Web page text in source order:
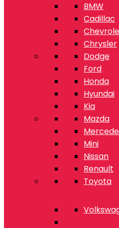
BMW
Cadillac
Chrysler
Dodge
Ford
Honda
Hyundai
Kia
Mazda
Mini
Nissan
Renault
Toyota